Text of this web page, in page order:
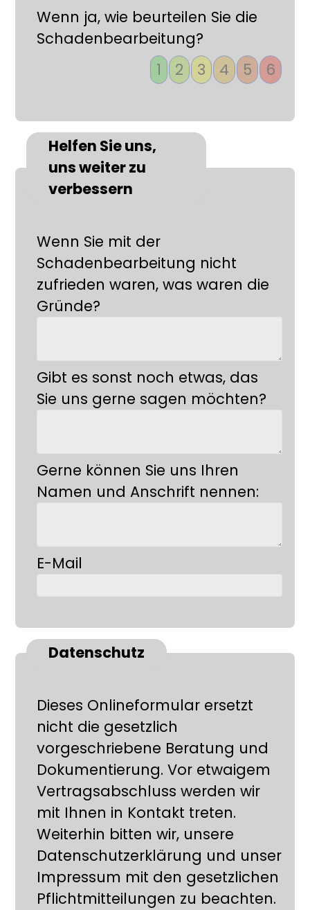
Wenn ja, wie beurteilen Sie die
Schadenbearbeitung?
1
2 3 4 5 6
Helfen Sie uns,
uns weiter zu
verbessern
Wenn Sie mit der
Schadenbearbeitung nicht
zufrieden waren, was waren die
Gründe?
Gibt es sonst noch etwas, das
Sie uns gerne sagen möchten?
Gerne können Sie uns Ihren
Namen und Anschrift nennen:
E-Mail
Datenschutz
Dieses Onlineformular ersetzt
nicht die gesetzlich
vorgeschriebene Beratung und
Dokumentierung. Vor etwaigem
Vertragsabschluss werden wir
mit Ihnen in Kontakt treten.
Weiterhin bitten wir, unsere
Datenschutzerklärung und unser
Impressum mit den gesetzlichen
Pflichtmitteilungen zu beachten.